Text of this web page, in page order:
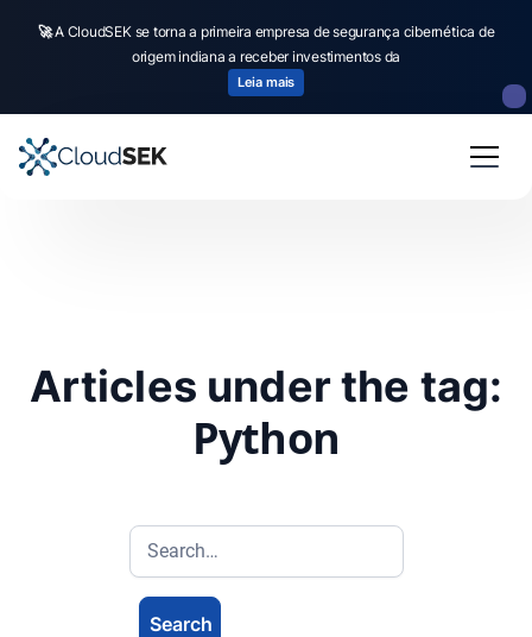
🚀A CloudSEK se torna a primeira empresa de segurança cibernética de
origem indiana a receber investimentos da
Leia mais
Articles under the tag:
Python